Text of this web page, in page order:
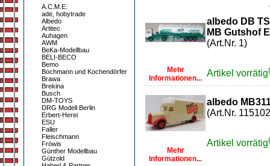
A.C.M.E.
ade, hobytrade
Albedo
Artitec
Auhagen
AWM
BeKa-Modellbau
BELI-BECO
Bemo
Bochmann und Kochendörfer
Brawa
Brekina
Busch
DM-TOYS
DRG Modell Berlin
Erbert-Herei
ESU
Faller
Fleischmann
Fröwis
Günther Modellbau
Gützold
Mehr
Informationen...
albedo DB
MB Gutshof
(Art.Nr. 1)
Artikel vorrätig
Mehr
Informationen...
albedo
(Art.Nr.
Artikel vorrätig